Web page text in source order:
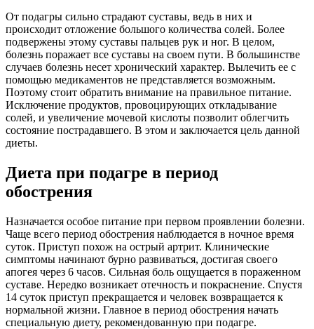
От подагры сильно страдают суставы, ведь в них и
происходит отложение большого количества солей. Более
подвержены этому суставы пальцев рук и ног. В целом,
болезнь поражает все суставы на своем пути. В большинстве
случаев болезнь несет хронический характер. Вылечить ее с
помощью медикаментов не представляется возможным.
Поэтому стоит обратить внимание на правильное питание.
Исключение продуктов, провоцирующих откладывание
солей, и увеличение мочевой кислоты позволит облегчить
состояние пострадавшего. В этом и заключается цель данной
диеты.
Диета при подагре в период
обострения
Назначается особое питание при первом проявлении болезни.
Чаще всего период обострения наблюдается в ночное время
суток. Приступ похож на острый артрит. Клинические
симптомы начинают бурно развиваться, достигая своего
апогея через 6 часов. Сильная боль ощущается в пораженном
суставе. Нередко возникает отечность и покраснение. Спустя
14 суток приступ прекращается и человек возвращается к
нормальной жизни. Главное в период обострения начать
специальную диету, рекомендованную при подагре.